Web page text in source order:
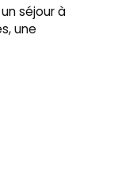
séjour à
une